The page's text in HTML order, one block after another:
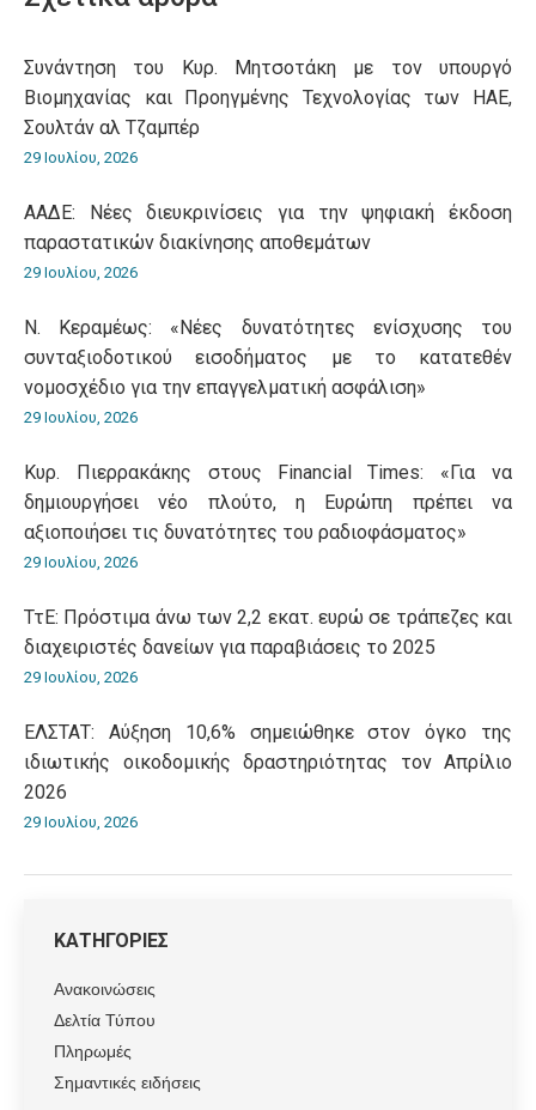
Συνάντηση του Κυρ. Μητσοτάκη με τον υπουργό
Βιομηχανίας και Προηγμένης Τεχνολογίας των ΗΑΕ,
Σουλτάν αλ Τζαμπέρ
29 Ιουλίου, 2026
ΑΑΔΕ: Νέες διευκρινίσεις για την ψηφιακή έκδοση
παραστατικών διακίνησης αποθεμάτων
29 Ιουλίου, 2026
Ν. Κεραμέως: «Νέες δυνατότητες ενίσχυσης του
συνταξιοδοτικού εισοδήματος με το κατατεθέν
νομοσχέδιο για την επαγγελματική ασφάλιση»
29 Ιουλίου, 2026
Κυρ. Πιερρακάκης στους Financial Times: «Για να
δημιουργήσει νέο πλούτο, η Ευρώπη πρέπει να
αξιοποιήσει τις δυνατότητες του ραδιοφάσματος»
29 Ιουλίου, 2026
ΤτΕ: Πρόστιμα άνω των 2,2 εκατ. ευρώ σε τράπεζες και
διαχειριστές δανείων για παραβιάσεις το 2025
29 Ιουλίου, 2026
ΕΛΣΤΑΤ: Αύξηση 10,6% σημειώθηκε στον όγκο της
ιδιωτικής οικοδομικής δραστηριότητας τον Απρίλιο
2026
29 Ιουλίου, 2026
ΚΑΤΗΓΟΡΙΕΣ
Ανακοινώσεις
Δελτία Τύπου
Πληρωμές
Σημαντικές ειδήσεις